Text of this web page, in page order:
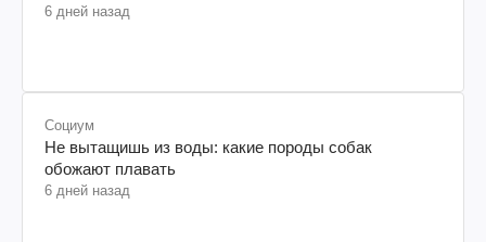
6 дней назад
Социум
Не вытащишь из воды: какие породы собак
обожают плавать
6 дней назад